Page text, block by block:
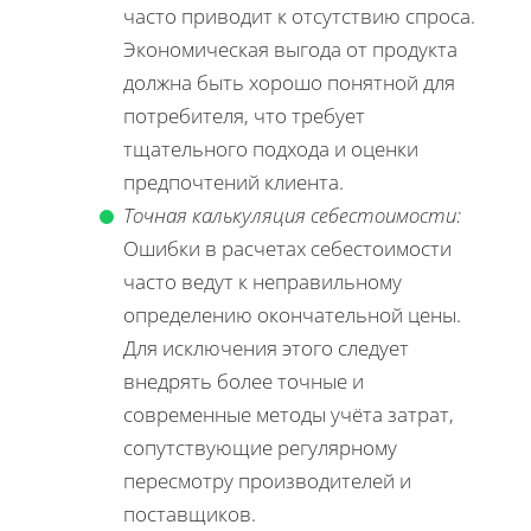
часто приводит к отсутствию спроса.
Экономическая выгода от продукта
должна быть хорошо понятной для
потребителя, что требует
тщательного подхода и оценки
предпочтений клиента.
Точная калькуляция себестоимости:
Ошибки в расчетах себестоимости
часто ведут к неправильному
определению окончательной цены.
Для исключения этого следует
внедрять более точные и
современные методы учёта затрат,
сопутствующие регулярному
пересмотру производителей и
поставщиков.